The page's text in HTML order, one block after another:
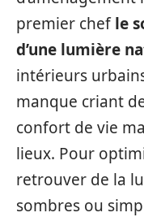
premier chefle
d’une lumière
intérieurs
manque criant
confort de vie
lieux. Pour
retrouver de la
sombres ou